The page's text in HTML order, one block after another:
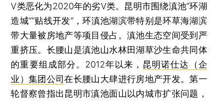
Ⅴ类恶化为2020年的劣Ⅴ类。昆明市围绕滇池“环湖
造城”“贴线开发”，环滇池湖滨带特别是环草海湖滨
带大量被房地产等项目侵占。滇池生态空间受到严
重挤压。长腰山是滇池山水林田湖草沙生命共同体
的重要组成部分。2012年以来， 昆明诺仕达（企
业）集团公司在长腰山大肆进行房地产开发。第一
轮督察曾指出昆明市滇池面山以内城市扩张问题，